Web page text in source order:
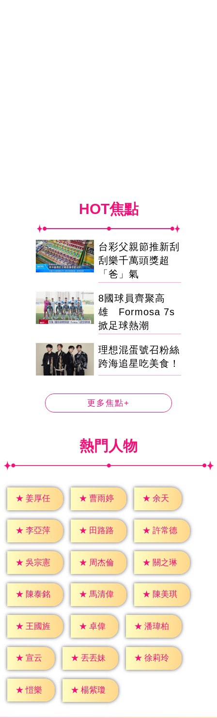
HOT焦點
台彩父親節推新刮
刮樂千萬頭獎超
「爸」氣
8國球員齊聚高
雄 Formosa 7s
掀足球熱潮
理想混蛋號召粉絲
跨海追星吃美食！
更多焦點+
熱門人物
★ 姜厚任 ★ 曹雨婷 ★ 余天
★ 李亞萍 ★ 田路路 ★ 許常德
★ 吳宗憲 ★ 周杰倫 ★ 關之琳
★ 陳泰銘 ★ 馬清偉 ★ 陳美琪
★ 王國旌 ★ 卓偉 ★ 潘瑋柏
★ 宣云 ★ 丟丟妹 ★ 徐莉玲
★ 愷樂 ★ 楊紫瓊